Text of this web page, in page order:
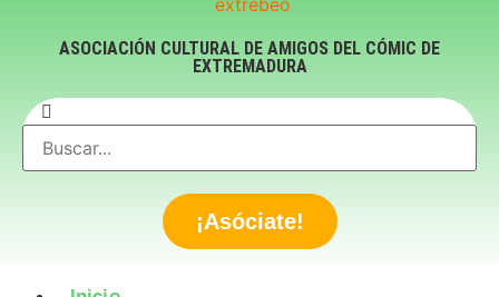
ASOCIACIÓN CULTURAL DE AMIGOS DEL CÓMIC DE
EXTREMADURA
¡Asóciate!